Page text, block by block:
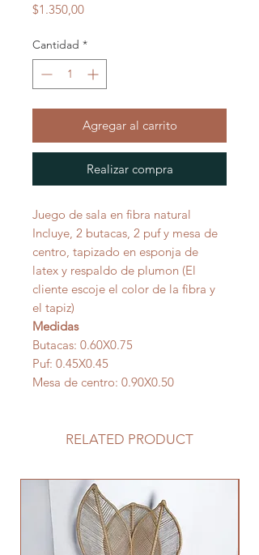
$1.350,00Precio
Cantidad *
Agregar al carrito
Realizar compra
Juego de sala en fibra natural
Incluye, 2 butacas, 2 puf y mesa de
centro, tapizado en esponja de
latex y respaldo de plumon (El
cliente escoje el color de la fibra y
el tapiz)
Medidas
Butacas: 0.60X0.75
Puf: 0.45X0.45
Mesa de centro: 0.90X0.50
RELATED PRODUCT